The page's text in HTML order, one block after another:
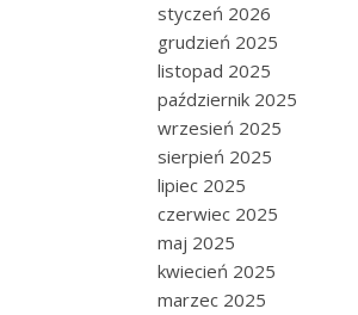
styczeń 2026
grudzień 2025
listopad 2025
październik 2025
wrzesień 2025
sierpień 2025
lipiec 2025
czerwiec 2025
maj 2025
kwiecień 2025
marzec 2025